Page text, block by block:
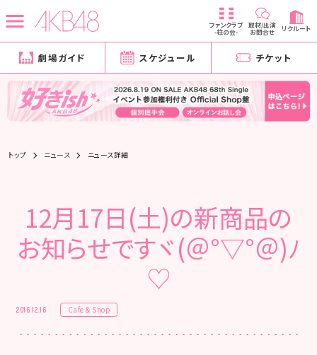
ファンクラブ
-柱の会-
取材/出演
お問合せ リクルート
劇場ガイド スケジュール チケット
トップ ニュース ニュース詳細
12月17日(土)の新商品の
お知らせですヾ(＠°▽°＠)ﾉ
♡
2016.12.16 Cafe & Shop